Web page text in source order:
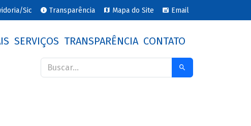
Sic Transparência Mapa do Site Email
SERVIÇOS TRANSPARÊNCIA CONTATO